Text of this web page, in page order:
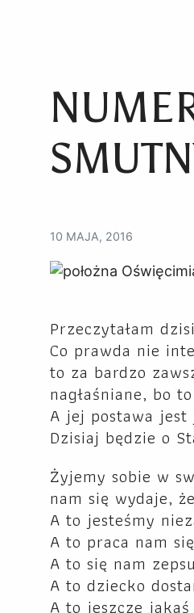
10 MAJA, 2016
Przeczytałam
Co prawda nie
to za bardzo
nagłaśniane, bo
A jej postawa
Dzisiaj będzie o
Żyjemy sobie w
nam się wydaje,
A to jesteśmy
A to praca nam
A to się nam
A to dziecko
A to jeszcze